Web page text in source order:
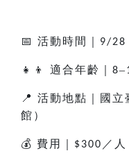
📅 活動時間｜ 9/28
👧👦 適合年齡｜ 8–
📍 活動地點｜國立
館）
💰 費用｜ $300 ／